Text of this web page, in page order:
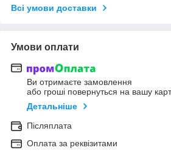
Всі умови доставки
Умови оплати
Ви отримаєте замовлення
або гроші повернуться на вашу
Детальніше
Післяплата
Оплата за реквізитами